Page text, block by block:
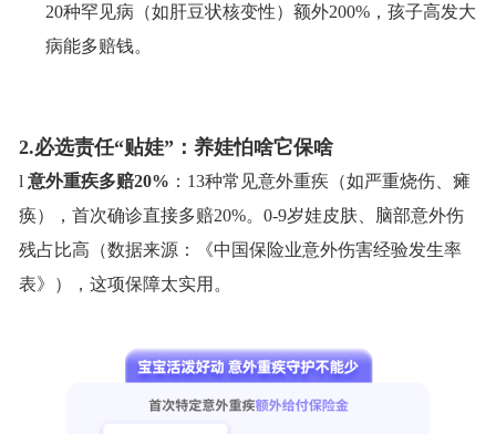
20种罕见病（如肝豆状核变性）额外200%，孩子高发大
病能多赔钱。
2.必选责任“贴娃”：养娃怕啥它保啥
l 意外重疾多赔20% ： 13种常见意外重疾（如严重烧伤、瘫
痪），首次确诊直接多赔20%。0-9岁娃皮肤、脑部意外伤
残占比高（数据来源：《中国保险业意外伤害经验发生率
表》），这项保障太实用。